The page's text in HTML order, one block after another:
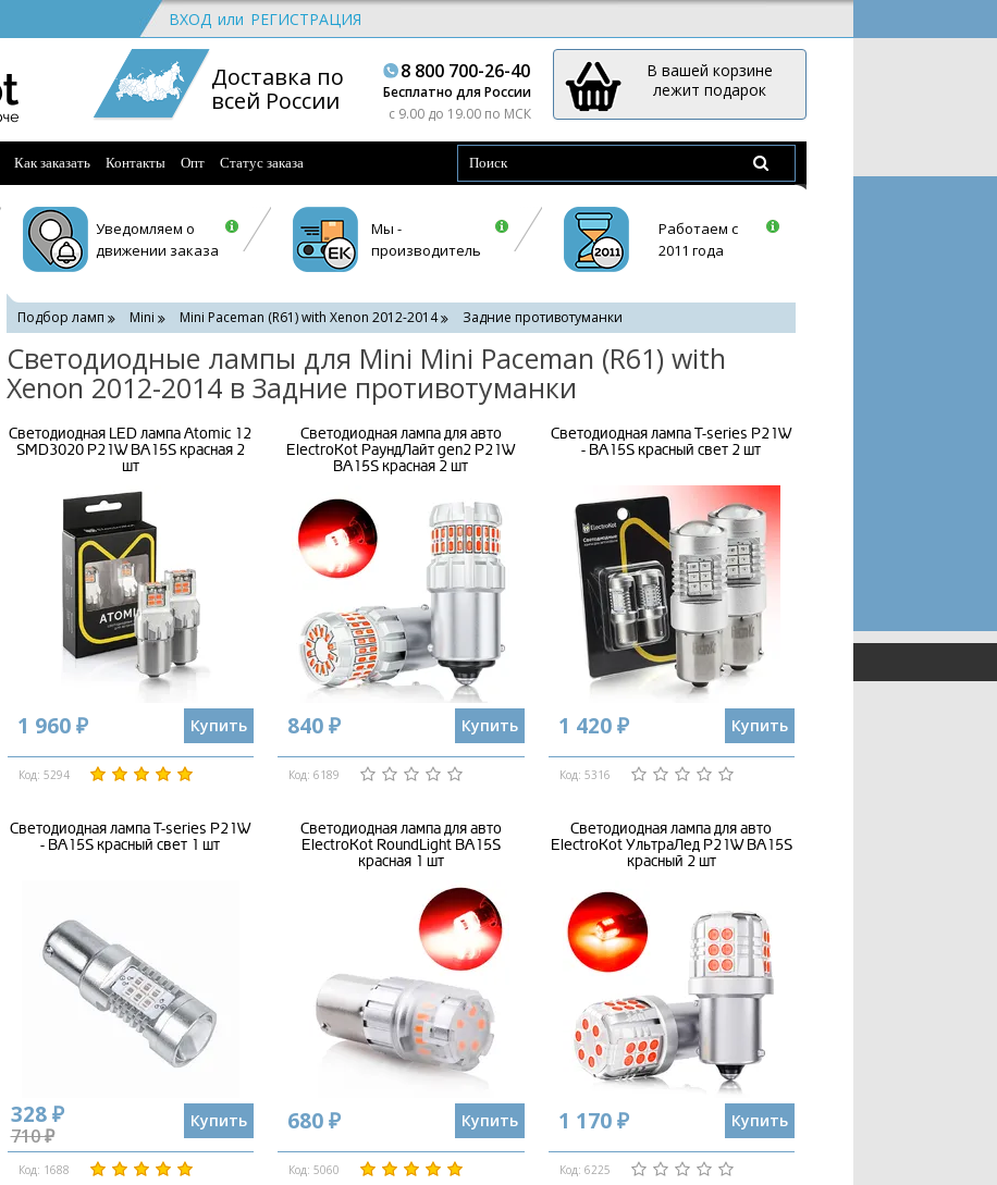
ВХОД или РЕГИСТРАЦИЯ
Доставка по
всей России
8 800 700-26-40
Бесплатно для России
c 9.00 до 19.00 по МСК
В вашей корзине
лежит подарок
Как заказать Контакты Опт Статус заказа
Уведомляем о
движении заказа
Мы -
производитель
Работаем с
2011 года
Подбор ламп Mini Mini Paceman (R61) with Xenon 2012-2014 Задние противотуманки
Светодиодные лампы для Mini Mini Paceman (R61) with
Xenon 2012-2014 в Задние противотуманки
Светодиодная LED лампа Atomic 12
SMD3020 P21W BA15S красная 2
шт
1 960 ₽ Купить
Код: 5294
Светодиодная лампа для авто
ElectroKot РаундЛайт gen2 P21W
BA15S красная 2 шт
840 ₽ Купить
Код: 6189
Светодиодная лампа T-series P21W
- BA15S красный свет 2 шт
1 420 ₽ Купить
Код: 5316
Светодиодная лампа T-series P21W
- BA15S красный свет 1 шт
328 ₽
710 ₽
Купить
Код: 1688
Светодиодная лампа для авто
ElectroKot RoundLight BA15S
красная 1 шт
680 ₽ Купить
Код: 5060
Светодиодная лампа для авто
ElectroKot УльтраЛед P21W BA15S
красный 2 шт
1 170 ₽ Купить
Код: 6225